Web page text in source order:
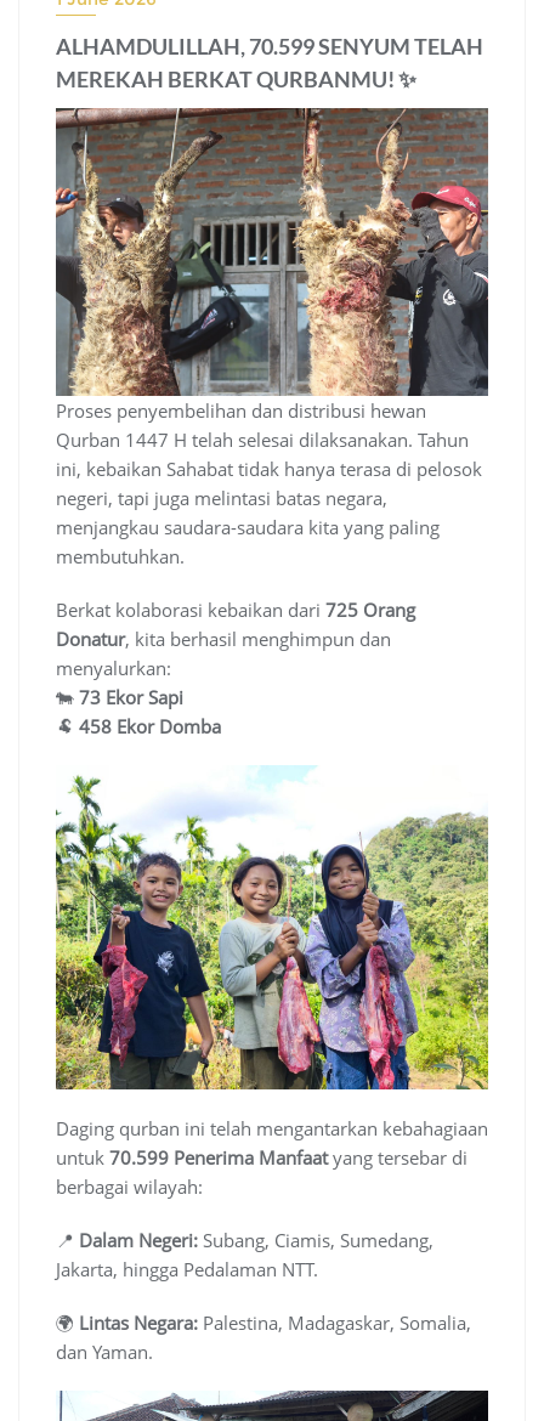
ALHAMDULILLAH, 70.599 SENYUM TELAH
MEREKAH BERKAT QURBANMU! ✨
Proses penyembelihan dan distribusi hewan
Qurban 1447 H telah selesai dilaksanakan. Tahun
ini, kebaikan Sahabat tidak hanya terasa di pelosok
negeri, tapi juga melintasi batas negara,
menjangkau saudara-saudara kita yang paling
membutuhkan.
Berkat kolaborasi kebaikan dari 725 Orang
Donatur, kita berhasil menghimpun dan
menyalurkan:
🐄 73 Ekor Sapi
🐏 458 Ekor Domba
Daging qurban ini telah mengantarkan kebahagiaan
untuk 70.599 Penerima Manfaatyang tersebar di
berbagai wilayah:
📍 Dalam Negeri: Subang, Ciamis, Sumedang,
Jakarta, hingga Pedalaman NTT.
🌍 Lintas Negara: Palestina, Madagaskar, Somalia,
dan Yaman.